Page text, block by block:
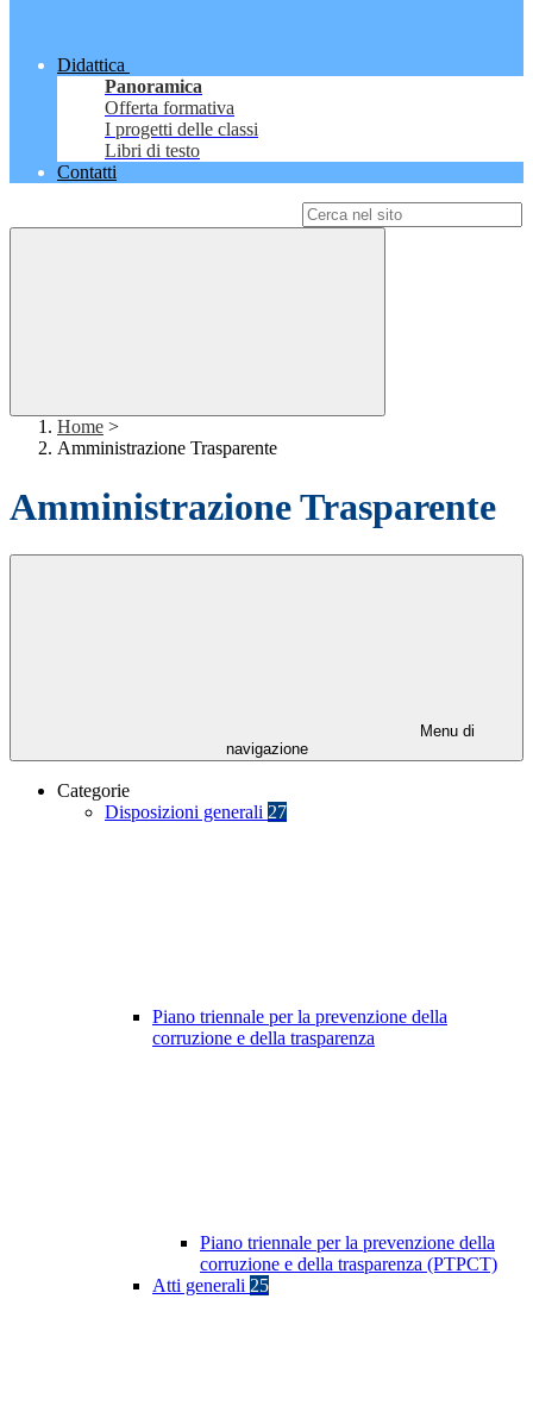
Didattica
Panoramica
Offerta formativa
I progetti delle classi
Libri di testo
Contatti
Home >
Amministrazione Trasparente
Amministrazione Trasparente
Menu di
navigazione
Categorie
Disposizioni generali 27
Piano triennale per la prevenzione della
corruzione e della trasparenza
Piano triennale per la prevenzione della
corruzione e della trasparenza (PTPCT)
Atti generali 25